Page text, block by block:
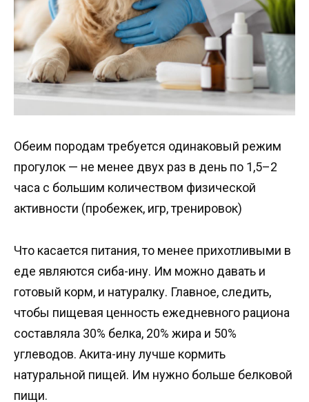
Обеим породам требуется одинаковый режим
прогулок — не менее двух раз в день по 1,5–2
часа с большим количеством физической
активности (пробежек, игр, тренировок)
Что касается питания, то менее прихотливыми в
еде являются сиба-ину. Им можно давать и
готовый корм, и натуралку. Главное, следить,
чтобы пищевая ценность ежедневного рациона
составляла 30% белка, 20% жира и 50%
углеводов. Акита-ину лучше кормить
натуральной пищей. Им нужно больше белковой
пищи.